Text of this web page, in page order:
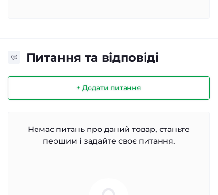
Питання та відповіді
+ Додати питання
Немає питань про даний товар, станьте
першим і задайте своє питання.